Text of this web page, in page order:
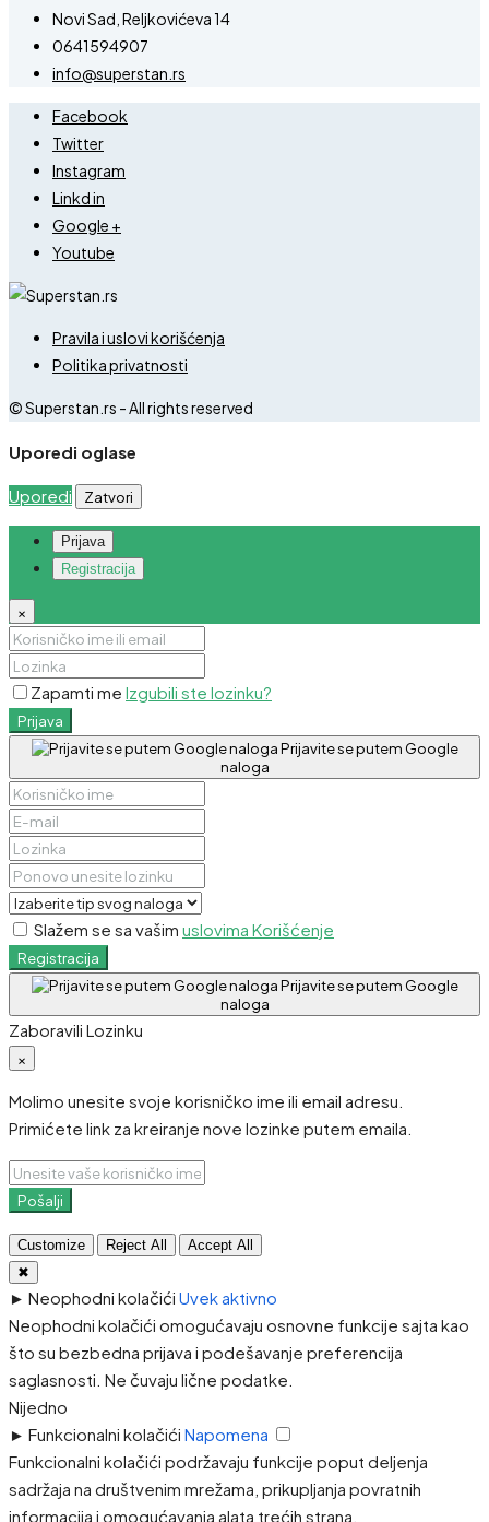
Novi Sad, Reljkovićeva 14
0641594907
info@superstan.rs
Facebook
Twitter
Instagram
Linkd in
Google +
Youtube
Pravila i uslovi korišćenja
Politika privatnosti
© Superstan.rs - All rights reserved
Uporedi oglase
Uporedi Zatvori
Prijava
Registracija
×
Zapamti me Izgubili ste lozinku?
Prijava
Prijavite se putem Google
naloga
Slažem se sa vašim uslovima Korišćenje
Registracija
Prijavite se putem Google
naloga
Zaboravili Lozinku
×
Molimo unesite svoje korisničko ime ili email adresu.
Primićete link za kreiranje nove lozinke putem emaila.
Pošalji
Customize Reject All
Accept All
✖
► Neophodni kolačići Uvek aktivno
Neophodni kolačići omogućavaju osnovne funkcije sajta kao
što su bezbedna prijava i podešavanje preferencija
saglasnosti. Ne čuvaju lične podatke.
Nijedno
► Funkcionalni kolačići Napomena
Funkcionalni kolačići podržavaju funkcije poput deljenja
sadržaja na društvenim mrežama, prikupljanja povratnih
informacija i omogućavanja alata trećih strana.